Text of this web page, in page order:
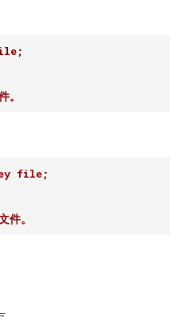
。
file;
件。